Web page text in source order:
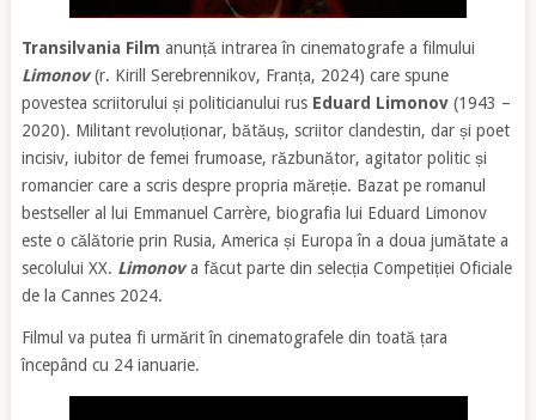
Transilvania Film anunță intrarea în cinematografe a filmului
Limonov (r. Kirill Serebrennikov, Franța, 2024) care spune
povestea scriitorului și politicianului rus Eduard Limonov(1943 –
2020). Militant revoluționar, bătăuș, scriitor clandestin, dar și poet
incisiv, iubitor de femei frumoase, răzbunător, agitator politic și
romancier care a scris despre propria măreție. Bazat pe romanul
bestseller al lui Emmanuel Carrère, biografia lui Eduard Limonov
este o călătorie prin Rusia, America și Europa în a doua jumătate a
secolului XX. Limonov a făcut parte din selecția Competiției Oficiale
de la Cannes 2024.
Filmul va putea fi urmărit în cinematografele din toată țara
începând cu 24 ianuarie.